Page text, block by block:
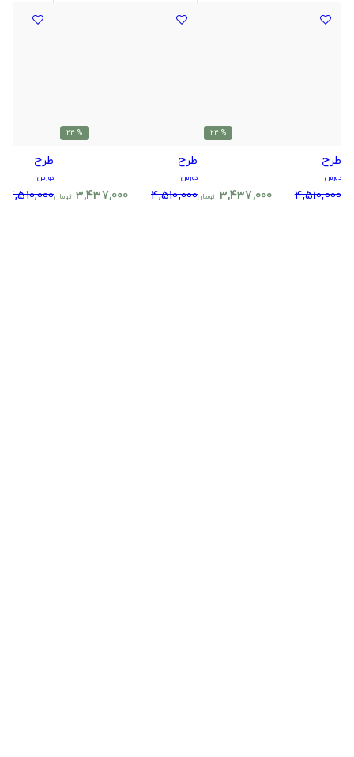
% 24
طرح
دورس
4,510,000
3,437,000 تومان
% 24
طرح
دورس
4,510,000
3,437,000 تومان
طرح
دورس
4,510,000